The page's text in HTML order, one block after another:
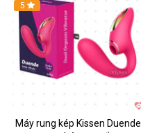
Hot
5
Máy rung kép Kissen Duende